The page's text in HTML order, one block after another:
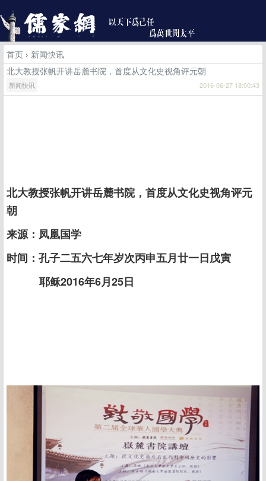
首页 › 新闻快讯
北大教授张帆开讲岳麓书院，首度从文化史视角评元朝
新闻快讯 2016-06-27 18:00:43
北大教授张帆开讲岳麓书院，首度从文化史视角评元
朝
来源：凤凰国学
时间：孔子二五六七年岁次丙申五月廿一日戊寅
耶稣2016年6月25日